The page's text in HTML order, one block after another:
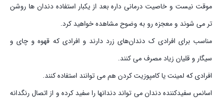
موقت نیست و خاصیت درمانی داره بعد از یکبار استفاده دندان‌ ها روشن‌
تر می‌ شوند و معجزه رو به وضوح مشاهده خواهید کرد.
مناسب برای افرادی ک دندان‌های زرد دارند و افرادی که قهوه و چای و
سیگار و قلیان زیاد مصرف می‌ کنند.
افرادی که لمینت یا کامپوزیت کردن هم می‌ توانند استفاده کنند.
اسانس سفیدکننده دندان می تواند دندانها را سفید کرده و از اتصال رنگدانه